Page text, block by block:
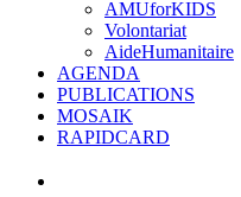
AMUforKIDS
Volontariat
AideHumanitaire
AGENDA
PUBLICATIONS
MOSAIK
RAPIDCARD